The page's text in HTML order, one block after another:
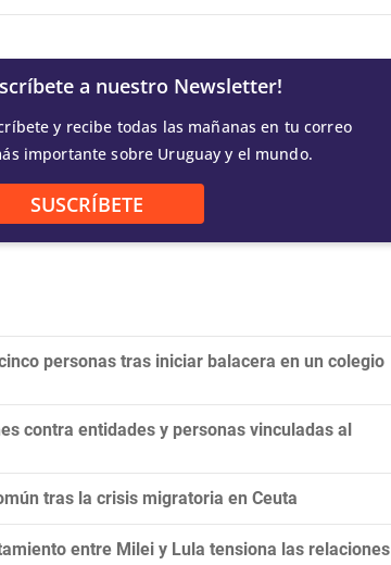
a nuestro Newsletter!
y recibe todas las mañanas en tu correo
importante sobre Uruguay y el mundo.
SUSCRÍBETE
personas tras iniciar balacera en un colegio
contra entidades y personas vinculadas al
tras la crisis migratoria en Ceuta
entre Milei y Lula tensiona las relaciones